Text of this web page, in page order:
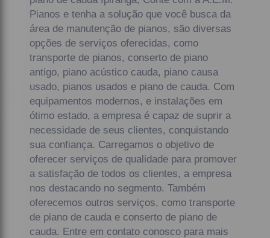
Pianos e tenha a solução que você busca da
área de manutenção de pianos, são diversas
opções de serviços oferecidas, como
transporte de pianos, conserto de piano
antigo, piano acústico cauda, piano causa
usado, pianos usados e piano de cauda. Com
equipamentos modernos, e instalações em
ótimo estado, a empresa é capaz de suprir a
necessidade de seus clientes, conquistando
sua confiança. Carregamos o objetivo de
oferecer serviços de qualidade para promover
a satisfação de todos os clientes, a empresa
nos destacando no segmento. Também
oferecemos outros serviços, como transporte
de piano de cauda e conserto de piano de
cauda. Entre em contato conosco para mais